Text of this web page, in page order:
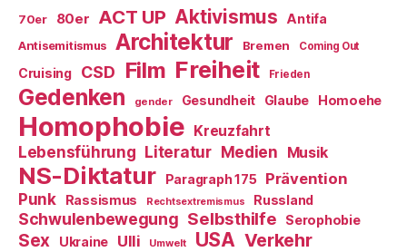
70er 80er ACT UP Aktivismus Antifa
Antisemitismus Architektur Bremen Coming Out
Cruising CSD Film Freiheit Frieden
Gedenken gender Gesundheit Glaube Homoehe
Homophobie Kreuzfahrt
Lebensführung Literatur Medien Musik
NS-Diktatur Paragraph 175
Prävention
Punk
Rassismus Rechtsextremismus Russland
Schwulenbewegung Selbsthilfe Serophobie
Sex Ukraine Ulli Umwelt USA Verkehr